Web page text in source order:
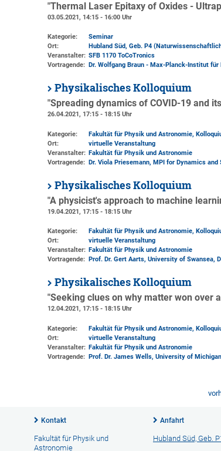
"Thermal Laser Epitaxy of Oxides -
03.05.2021, 14:15 - 16:00 Uhr
Kategorie:
Seminar
Ort:
Hubland Süd, Geb. P4
Veranstalter: SFB 1170 ToCoTronics
Vortragende: Dr. Wolfgang Braun - Max-Planck-Institut
Physikalisches Kolloquium
"Spreading dynamics of COVID-19 and
26.04.2021, 17:15 - 18:15 Uhr
Kategorie:
Fakultät für Physik und Astronomie,
Ort:
virtuelle Veranstaltung
Veranstalter: Fakultät für Physik und Astronomie
Vortragende: Dr. Viola Priesemann, MPI for Dynamics
Physikalisches Kolloquium
"A physicist's approach to machine
19.04.2021, 17:15 - 18:15 Uhr
Kategorie:
Fakultät für Physik und Astronomie,
Ort:
virtuelle Veranstaltung
Veranstalter: Fakultät für Physik und Astronomie
Vortragende: Prof. Dr. Gert Aarts, University of Swansea,
Physikalisches Kolloquium
"Seeking clues on why matter won over
12.04.2021, 17:15 - 18:15 Uhr
Kategorie:
Fakultät für Physik und Astronomie,
Ort:
virtuelle Veranstaltung
Veranstalter: Fakultät für Physik und Astronomie
Vortragende: Prof. Dr. James Wells, University of
Kontakt
Fakultät für Physik und
Astronomie
Anfahrt
Hubland Süd, Geb.